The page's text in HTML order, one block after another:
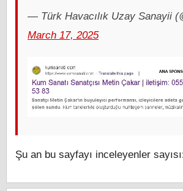
— Türk Havacılık Uzay Sanayii
March 17, 2025
Şu an bu sayfayı inceleyenler